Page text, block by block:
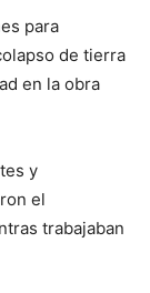
para
de tierra
en la obra
y
el
trabajaban